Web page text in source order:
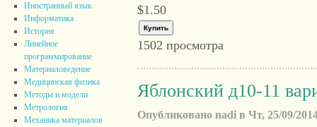
Иностранный язык
Информатика
История
Линейное
программирование
Материаловедение
Медицинская физика
Методы и модели
Метрология
Механика материалов
$1.50
1502 просмотра
Яблонский д10-11
Опубликовано nadi в Чт, 25/09/